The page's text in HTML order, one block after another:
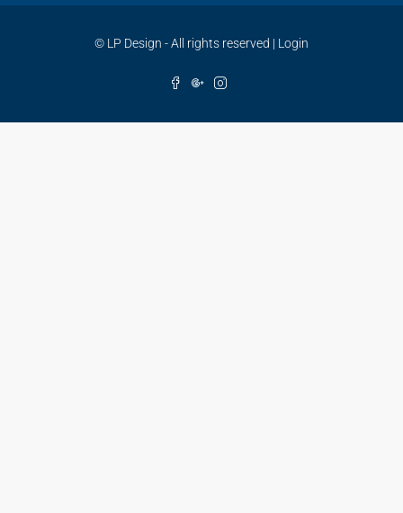
© LP Design - All rights reserved | Login